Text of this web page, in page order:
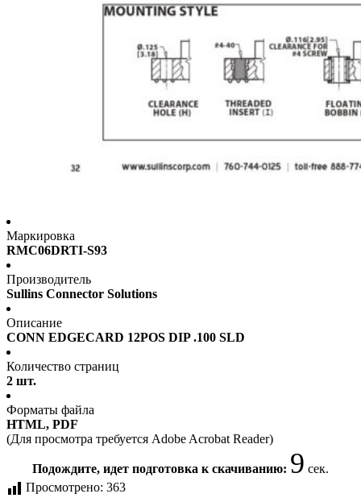
Маркировка
RMC06DRTI-S93
Производитель
Sullins Connector Solutions
Описание
CONN EDGECARD 12POS DIP .100 SLD
Количество страниц
2 шт.
Форматы файла
HTML, PDF
(Для просмотра требуется Adobe Acrobat Reader)
Подождите, идет подготовка к скачиванию: 9 сек.
Просмотрено: 363